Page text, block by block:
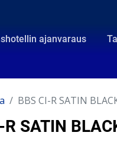
ajanvaraus
BBS CI-R SATIN
R SATIN